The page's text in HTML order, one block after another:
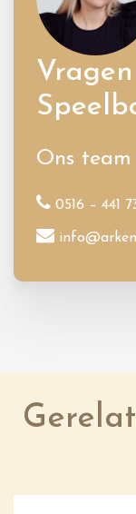
Ons
0516 – 441